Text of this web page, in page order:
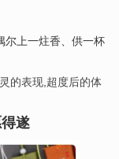
尔上一炷香、供一杯
的表现,超度后的体
遂